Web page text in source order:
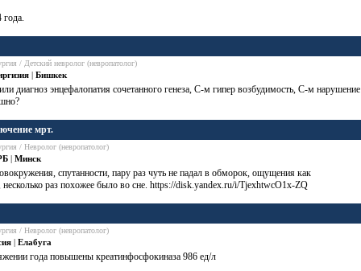
года.
/ Детский невролог (невропатолог)
| Бишкек
диагноз энцефалопатия сочетанного генеза, С-м гипер возбудимость, С-м нарушение
мрт.
/ Невролог (невропатолог)
| Минск
, спутанности, пару раз чуть не падал в обморок, ощущения как
несколько раз похожее было во сне. https://disk.yandex.ru/i/TjexhtwcO1x-ZQ
/ Невролог (невропатолог)
| Елабуга
года повышены креатинфосфокиназа 986 ед/л